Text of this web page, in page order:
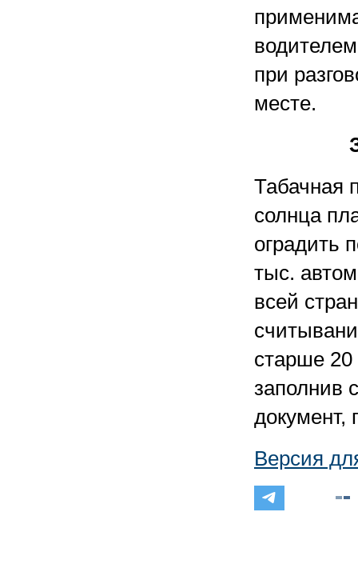
при
месте.
Табачная
солнца
оградить
тыс.
всей
старше 20
заполнив
документ,
Версия